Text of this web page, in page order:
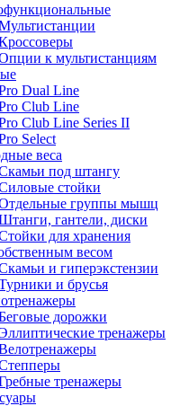
к мультистанциям
Dual Line
Club Line
Club Line Series II
Select
веса
под штангу
стойки
группы мышц
гантели, диски
для хранения
весом
и гиперэкстензии
и брусья
дорожки
тренажеры
тренажеры